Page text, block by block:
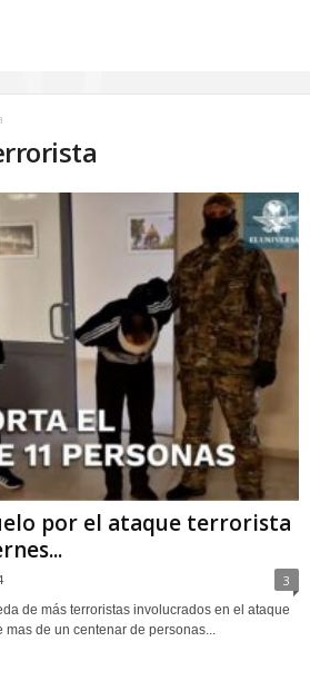
por el ataque terrorista
3
de más terroristas involucrados en el ataque
de un centenar de personas...